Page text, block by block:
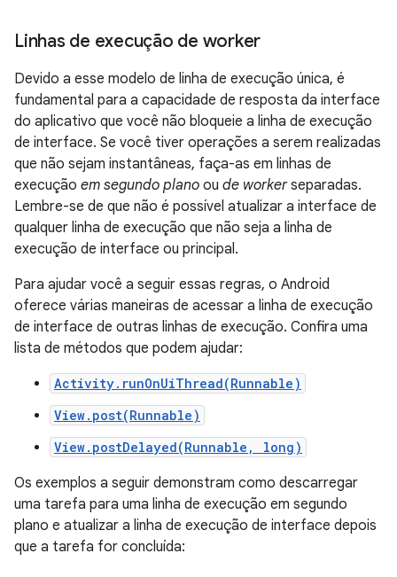
Linhas de execução de worker
Devido a esse modelo de linha de execução única, é
fundamental para a capacidade de resposta da interface
do aplicativo que você não bloqueie a linha de execução
de interface. Se você tiver operações a serem realizadas
que não sejam instantâneas, faça-as em linhas de
execução em segundo plano ou de workerseparadas.
Lembre-se de que não é possível atualizar a interface de
qualquer linha de execução que não seja a linha de
execução de interface ou principal.
Para ajudar você a seguir essas regras, o Android
oferece várias maneiras de acessar a linha de execução
de interface de outras linhas de execução. Confira uma
lista de métodos que podem ajudar:
Activity.runOnUiThread(Runnable)
View.post(Runnable)
View.postDelayed(Runnable, long)
Os exemplos a seguir demonstram como descarregar
uma tarefa para uma linha de execução em segundo
plano e atualizar a linha de execução de interface depois
que a tarefa for concluída: